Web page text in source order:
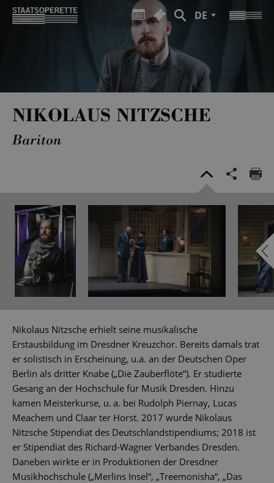
DE
NIKOLAUS NITZSCHE
Bariton
Nikolaus Nitzsche erhielt seine musikalische
Erstausbildung im Dresdner Kreuzchor. Bereits damals trat
er solistisch in Erscheinung, u.a. an der Deutschen Oper
Berlin als dritter Knabe („Die Zauberflöte“). Er studierte
Gesang an der Hochschule für Musik Dresden. Hinzu
kamen Meisterkurse, u. a. bei Rudolph Piernay, Lucas
Meachem und Claar ter Horst. 2017 wurde Nikolaus
Nitzsche Stipendiat des Deutschlandstipendiums; 2018 ist
er Stipendiat des Richard-Wagner Verbandes Dresden.
Daneben wirkte er in Produktionen der Dresdner
Musikhochschule („Merlins Insel“, „Treemonisha“, „Das